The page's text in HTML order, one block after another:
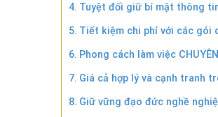
Tuyệt đối giữ bí mật thông
Tiết kiệm chi phí với các gói
Phong cách làm việc
Giá cả hợp lý và cạnh tranh
Giữ vững đạo đức nghề